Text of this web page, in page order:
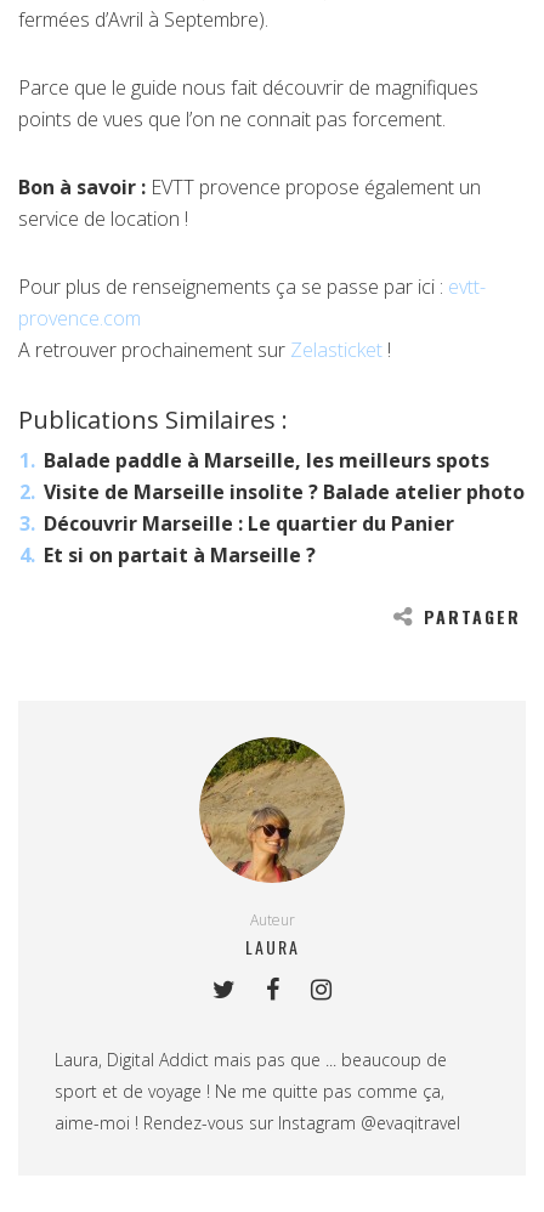
fermées d’Avril à Septembre).
Parce que le guide nous fait découvrir de magnifiques
points de vues que l’on ne connait pas forcement.
Bon à savoir : EVTT provence propose également un
service de location !
Pour plus de renseignements ça se passe par ici : evtt-
provence.com
A retrouver prochainement sur Zelasticket !
Publications Similaires :
Balade paddle à Marseille, les meilleurs spots
Visite de Marseille insolite ? Balade atelier photo
Découvrir Marseille : Le quartier du Panier
Et si on partait à Marseille ?
PARTAGER
Auteur
LAURA
Laura, Digital Addict mais pas que ... beaucoup de
sport et de voyage ! Ne me quitte pas comme ça,
aime-moi ! Rendez-vous sur Instagram @evaqitravel